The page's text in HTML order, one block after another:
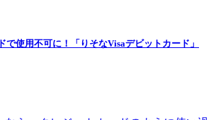
で使用不可に！「りそなVisaデビットカード」